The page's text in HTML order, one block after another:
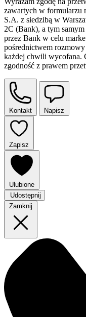
zawartych w formularzu
S.A. z siedzibą w
2C (Bank), a tym
przez Bank w celu
pośrednictwem
każdej chwili wycofana.
zgodność z prawem
Kontakt Napisz
Zapisz
Ulubione
Udostępnij
Zamknij